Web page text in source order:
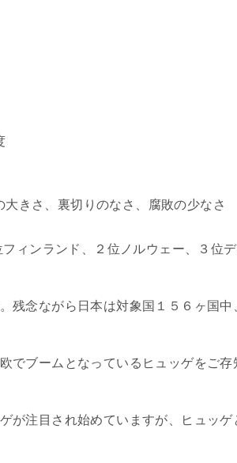
大きさ、裏切りのなさ、腐敗の少なさ
ィンランド、２位ノルウェー、３位
残念ながら日本は対象国１５６ヶ国
でブームとなっているヒュッゲをご存
が注目され始めていますが、ヒュッゲ